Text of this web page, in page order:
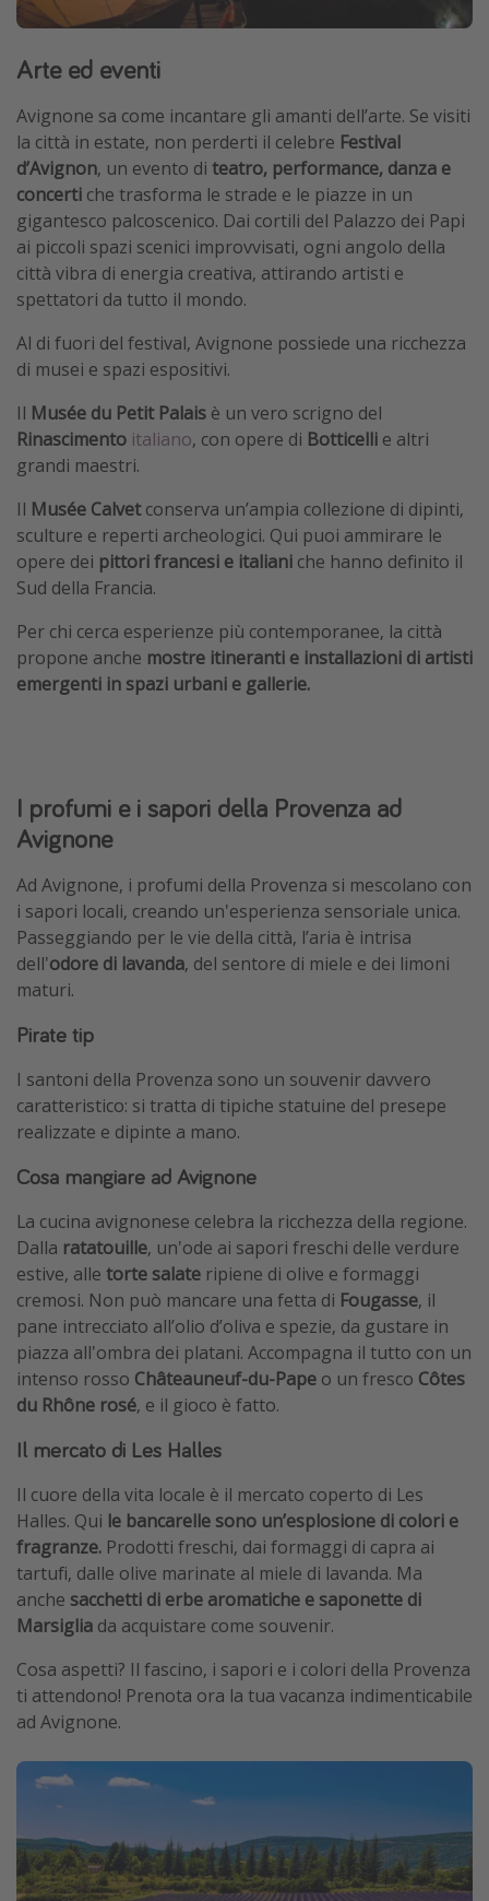
Arte ed eventi
Avignone sa come incantare gli amanti dell’arte. Se visiti
la città in estate, non perderti il celebre Festival
d’Avignon, un evento di teatro, performance, danza e
concerti che trasforma le strade e le piazze in un
gigantesco palcoscenico. Dai cortili del Palazzo dei Papi
ai piccoli spazi scenici improvvisati, ogni angolo della
città vibra di energia creativa, attirando artisti e
spettatori da tutto il mondo.
Al di fuori del festival, Avignone possiede una ricchezza
di musei e spazi espositivi.
Il Musée du Petit Palais è un vero scrigno del
Rinascimento italiano, con opere di Botticelli e altri
grandi maestri.
Il Musée Calvetconserva un’ampia collezione di dipinti,
sculture e reperti archeologici. Qui puoi ammirare le
opere dei pittori francesi e italiani che hanno definito il
Sud della Francia.
Per chi cerca esperienze più contemporanee, la città
propone anche mostre itineranti e installazioni di artisti
emergenti in spazi urbani e gallerie.
I profumi e i sapori della Provenza ad
Avignone
Ad Avignone, i profumi della Provenza si mescolano con
i sapori locali, creando un'esperienza sensoriale unica.
Passeggiando per le vie della città, l’aria è intrisa
dell'odore di lavanda, del sentore di miele e dei limoni
maturi.
Pirate tip
I santoni della Provenza sono un souvenir davvero
caratteristico: si tratta di tipiche statuine del presepe
realizzate e dipinte a mano.
Cosa mangiare ad Avignone
La cucina avignonese celebra la ricchezza della regione.
Dalla ratatouille, un'ode ai sapori freschi delle verdure
estive, alle torte salate ripiene di olive e formaggi
cremosi. Non può mancare una fetta di Fougasse, il
pane intrecciato all’olio d’oliva e spezie, da gustare in
piazza all'ombra dei platani. Accompagna il tutto con un
intenso rosso Châteauneuf-du-Pape o un fresco Côtes
du Rhône rosé, e il gioco è fatto.
Il mercato di Les Halles
Il cuore della vita locale è il mercato coperto di Les
Halles. Qui le bancarelle sono un’esplosione di colori e
fragranze. Prodotti freschi, dai formaggi di capra ai
tartufi, dalle olive marinate al miele di lavanda. Ma
anche sacchetti di erbe aromatiche e saponette di
Marsiglia da acquistare come souvenir.
Cosa aspetti? Il fascino, i sapori e i colori della Provenza
ti attendono! Prenota ora la tua vacanza indimenticabile
ad Avignone.